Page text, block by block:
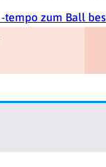
tempo zum Ball